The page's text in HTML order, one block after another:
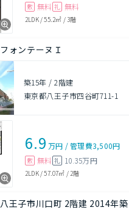
敷 無料 礼 無料
2LDK/55.2㎡ /3階
フォンテーヌＩ
築15年 /2階建
東京都八王子市四谷町711-1
6.9 万円 /管理費3,500円
敷 無料 礼 10.35万円
2LDK/57.07㎡ / 2階
八王子市川口町 2階建 2014年築